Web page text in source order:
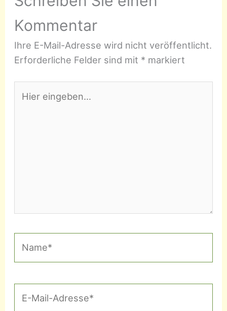
Kommentar
Ihre E-Mail-Adresse wird nicht veröffentlicht.
Erforderliche Felder sind mit * markiert
eingeben…
Mail-